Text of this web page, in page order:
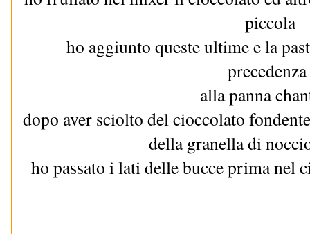
piccola
ho aggiunto queste ultime e la
alla panna
dopo aver sciolto del cioccolato
della granella di
ho passato i lati delle bucce prima nel